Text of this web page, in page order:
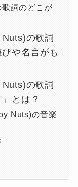
詞のどこが
の歌詞
や名言がも
の歌詞
とは？
Nuts)の音楽